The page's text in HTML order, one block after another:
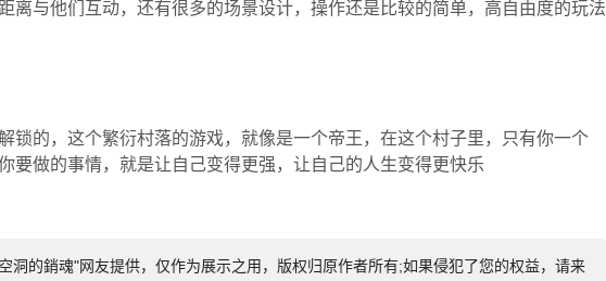
离与他们互动，还有很多的场景设计，操作还是比较的简单，高自由度的玩法
锁的，这个繁衍村落的游戏，就像是一个帝王，在这个村子里，只有你一个
要做的事情，就是让自己变得更强，让自己的人生变得更快乐
洞的銷魂"网友提供，仅作为展示之用，版权归原作者所有;如果侵犯了您的权益，请来